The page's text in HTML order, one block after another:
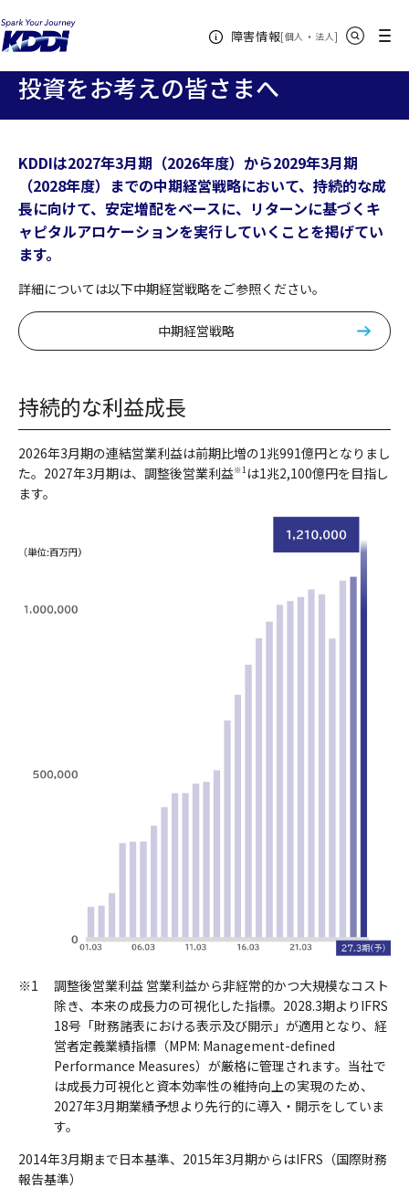
障害情報[個人 ・ 法人新規ウィンドウ
]
メニュー
KDDIホーム
へ
投資をお考えの皆さまへ
投資をお考えの皆さまへ
KDDIは2027年3月期（2026年度）から2029年3月期
（2028年度）までの中期経営戦略において、持続的な成
長に向けて、安定増配をベースに、リターンに基づくキ
ャピタルアロケーションを実行していくことを掲げてい
ます。
詳細については以下中期経営戦略をご参照ください。
中期経営戦略
持続的な利益成長
2026年3月期の連結営業利益は前期比増の1兆991億円となりまし
た。2027年3月期は、調整後営業利益※1は1兆2,100億円を目指し
ます。
※1
調整後営業利益 営業利益から非経常的かつ大規模なコスト
除き、本来の成長力の可視化した指標。2028.3期よりIFRS
18号「財務諸表における表示及び開示」が適用となり、経
営者定義業績指標（MPM: Management-defined
Performance Measures）が厳格に管理されます。当社で
は成長力可視化と資本効率性の維持向上の実現のため、
2027年3月期業績予想より先行的に導入・開示をしていま
す。
2014年3月期まで日本基準、2015年3月期からはIFRS（国際財務
報告基準）